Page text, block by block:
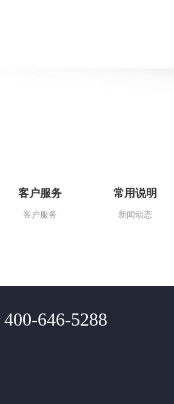
客户服务
客户服务
常用说明
新闻动态
400-646-5288